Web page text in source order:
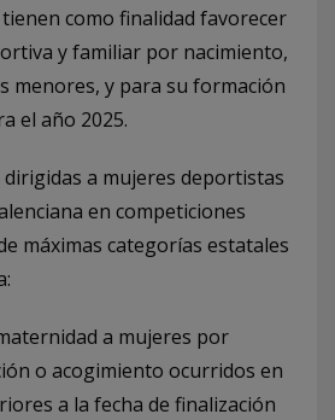
como finalidad favorecer
y familiar por nacimiento,
menores, y para su formación
el año 2025.
dirigidas a mujeres deportistas
en competiciones
máximas categorías estatales
a mujeres por
o acogimiento ocurridos en
a la fecha de finalización